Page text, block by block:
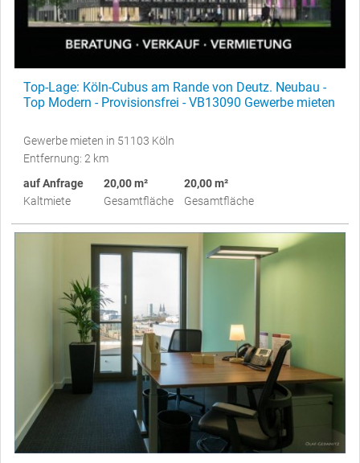
Top-Lage: Köln-Cubus am Rande von Deutz. Neubau -
Top Modern - Provisionsfrei - VB13090 Gewerbe mieten
Gewerbe mieten in 51103 Köln
Entfernung: 2 km
auf Anfrage
Kaltmiete
20,00 m²
Gesamtfläche
20,00 m²
Gesamtfläche